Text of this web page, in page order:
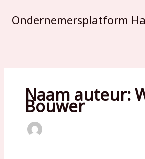
naarOndernemersplatform
Naam auteur:
Bouwer